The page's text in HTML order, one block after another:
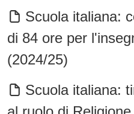
Scuola italiana:
di 84 ore per
(2024/25)
Scuola italiana: